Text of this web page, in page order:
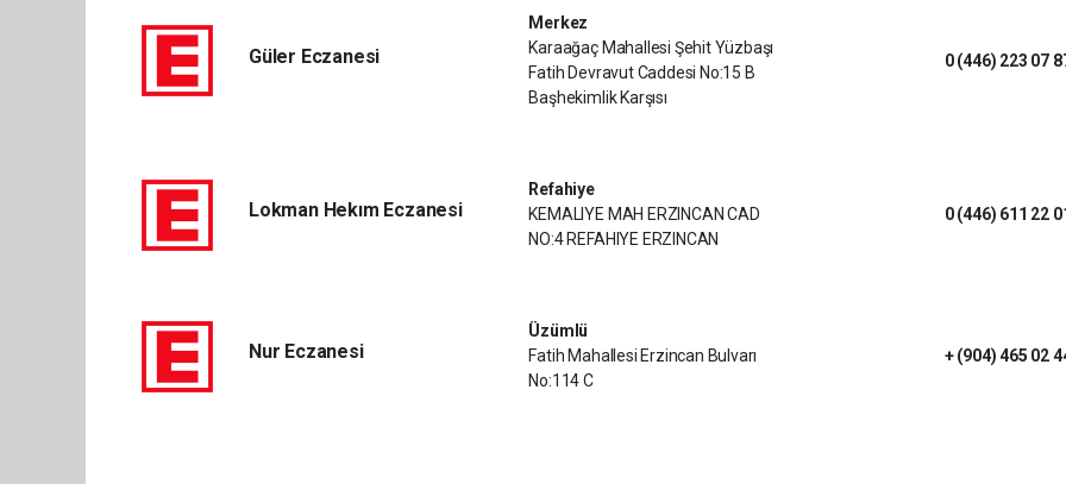
Güler Eczanesi
Merkez
Karaağaç Mahallesi Şehit Yüzbaşı
Fatih Devravut Caddesi No:15 B
Başhekimlik Karşısı
0 (446) 223 07
Lokman Hekım Eczanesi
Refahiye
KEMALIYE MAH ERZINCAN CAD
NO:4 REFAHIYE ERZINCAN
0 (446) 611 22
Nur Eczanesi
Üzümlü
Fatih Mahallesi Erzincan Bulvarı
No:114 C
+ (904) 465 02